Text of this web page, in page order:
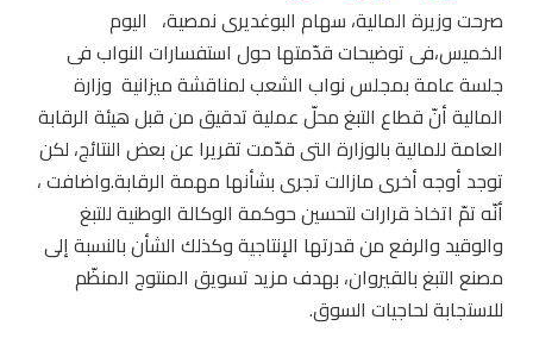
صرحت وزيرة المالية، سهام البوغديري نمصية، اليوم
الخميس،في توضيحات قدّمتها حول استفسارات النواب في
جلسة عامة بمجلس نواب الشعب لمناقشة ميزانية وزارة
المالية أنّ قطاع التبغ محلّ عملية تدقيق من قبل هيئة الرقابة
العامة للمالية بالوزارة التي قدّمت تقريرا عن بعض النتائج، لكن
توجد أوجه أخرى مازالت تجري بشأنها مهمة الرقابة.واضافت ،
أنّه تمّ اتخاذ قرارات لتحسين حوكمة الوكالة الوطنية للتبغ
والوقيد والرفع من قدرتها الإنتاجية وكذلك الشأن بالنسبة إلى
مصنع التبغ بالقيروان، بهدف مزيد تسويق المنتوج المنظّم
للاستجابة لحاجيات السوق.